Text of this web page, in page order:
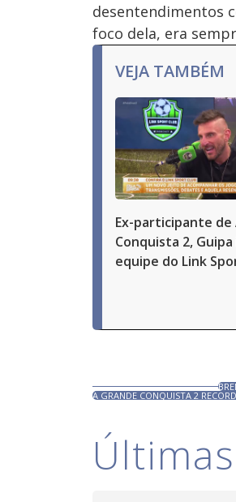
desentendimentos
foco dela, era
VEJA TAMBÉM
Ex-participante de
Conquista 2,
equipe do Link
A GRANDE CONQUISTA 2
Últimas